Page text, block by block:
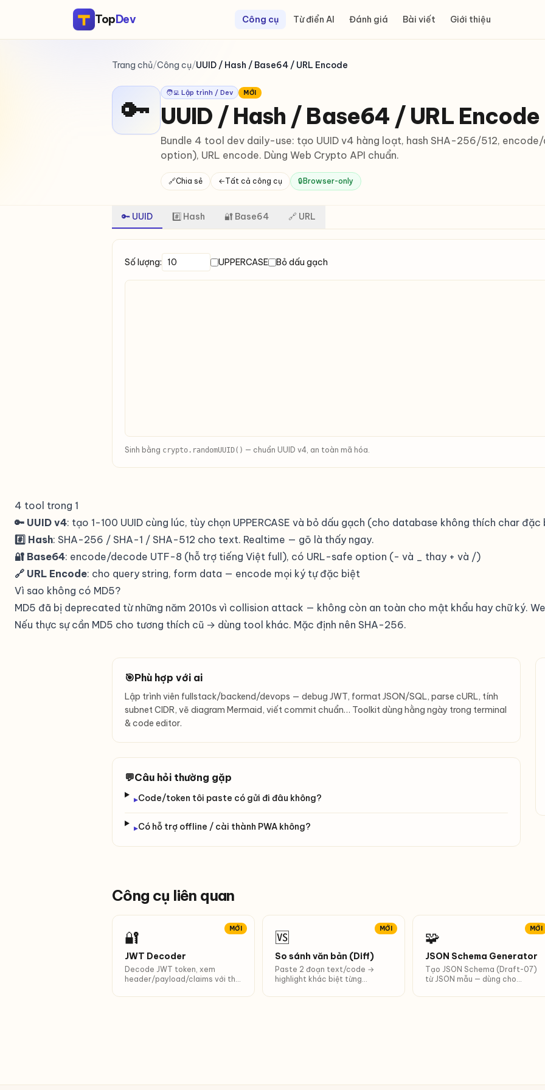
TopDev Công cụ Từ điển AI Đánh giá Bài viết Giới thiệu
Trang chủ/Công cụ/UUID / Hash / Base64 / URL Encode
🔑 🧑‍💻 Lập trình / Dev MỚI
UUID / Hash / Base64 / URL Encode
Bundle 4 tool dev daily-use: tạo UUID v4 hàng loạt, hash SHA-256/512,
option), URL encode. Dùng Web Crypto API chuẩn.
🔗Chia sẻ ←Tất cả công cụ 🔒 Browser-only
🔑 UUID #️⃣ Hash 🔐 Base64 🔗 URL
Số lượng: UPPERCASE Bỏ dấu gạch
Sinh bằng crypto.randomUUID() — chuẩn UUID v4, an toàn mã hóa.
4 tool trong 1
🔑 UUID v4: tạo 1-100 UUID cùng lúc, tùy chọn UPPERCASE và bỏ dấu gạch (cho database không thích char
#️⃣ Hash: SHA-256 / SHA-1 / SHA-512 cho text. Realtime — gõ là thấy ngay.
🔐 Base64: encode/decode UTF-8 (hỗ trợ tiếng Việt full), có URL-safe option (- và _ thay + và /)
🔗 URL Encode: cho query string, form data — encode mọi ký tự đặc biệt
Vì sao không có MD5?
MD5 đã bị deprecated từ những năm 2010s vì collision attack — không còn an toàn cho mật khẩu hay chữ ký.
Nếu thực sự cần MD5 cho tương thích cũ → dùng tool khác. Mặc định nên SHA-256.
🎯Phù hợp với ai
Lập trình viên fullstack/backend/devops — debug JWT, format JSON/SQL, parse cURL, tính
subnet CIDR, vẽ diagram Mermaid, viết commit chuẩn… Toolkit dùng hằng ngày trong terminal
& code editor.
💬Câu hỏi thường gặp
▸Code/token tôi paste có gửi đi đâu không?
▸Có hỗ trợ offline / cài thành PWA không?
Công cụ liên quan
MỚI
🔐
JWT Decoder
Decode JWT token, xem
header/payload/claims với thời
MỚI
🆚
So sánh văn bản (Diff)
Paste 2 đoạn text/code →
highlight khác biệt từng
output AI.
MỚI
🧩
JSON Schema Generator
Tạo JSON Schema (Draft-07)
từ JSON mẫu — dùng cho
validate API.